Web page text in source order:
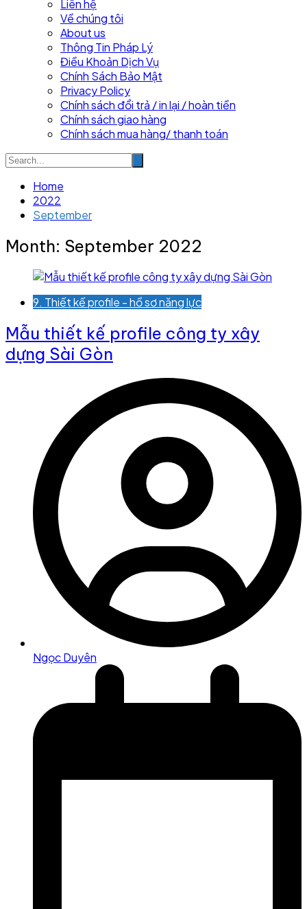
Liên hệ
Về chúng tôi
About us
Thông Tin Pháp Lý
Điều Khoản Dịch Vụ
Chính Sách Bảo Mật
Privacy Policy
Chính sách đổi trả / in lại / hoàn tiền
Chính sách giao hàng
Chính sách mua hàng/ thanh toán
Home
2022
September
Month: September 2022
9. Thiết kế profile - hồ sơ năng lực
Mẫu thiết kế profile công ty xây
dựng Sài Gòn
Ngọc Duyên